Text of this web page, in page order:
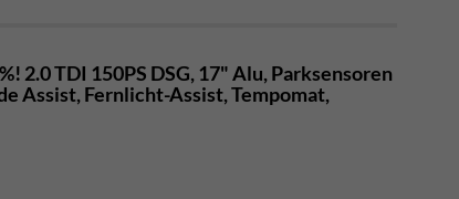
2.0 TDI 150PS DSG, 17" Alu, Parksensoren
Assist, Fernlicht-Assist, Tempomat,